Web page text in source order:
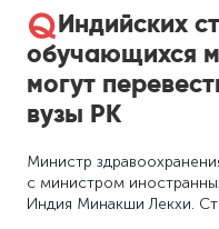
Индийских
обучающихся
могут
вузы РК
Министр
с министром
Индия Минакши Лекхи.